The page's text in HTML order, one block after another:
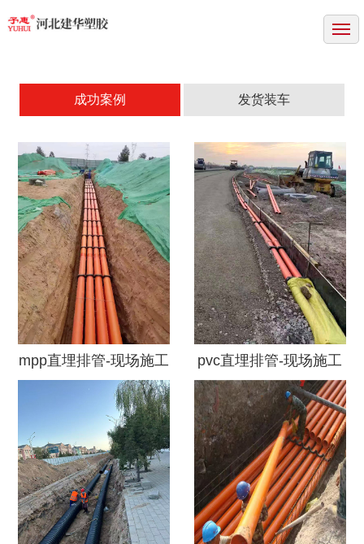
产品中心
新闻中心
资质证书
联系方式
成功案例 发货装车
mpp直埋排管-现场施工 pvc直埋排管-现场施工